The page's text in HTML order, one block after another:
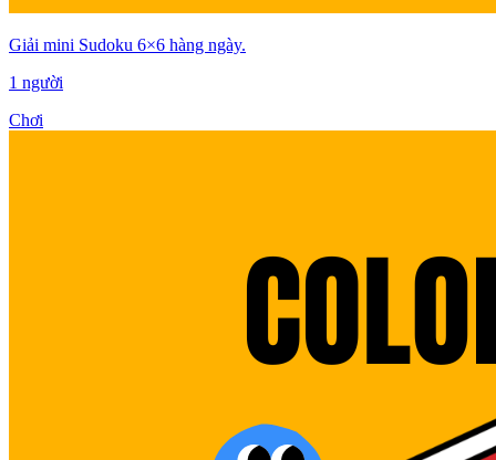
Giải mini Sudoku 6×6 hàng ngày.
1 người
Chơi